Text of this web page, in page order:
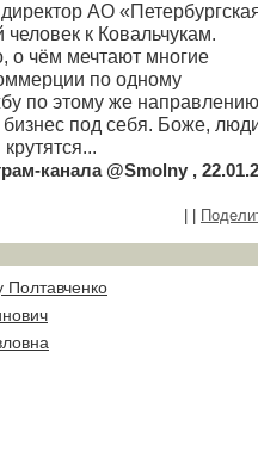
АО
к Ковальчукам.
о чём мечтают многие
по одному
по этому же
бизнес под себя. Боже,
канала @Smolny ,
Полтавченко